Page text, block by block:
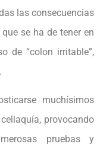
las consecuencias
se ha de tener en
de “colon irritable”,
muchísimos
provocando
pruebas y